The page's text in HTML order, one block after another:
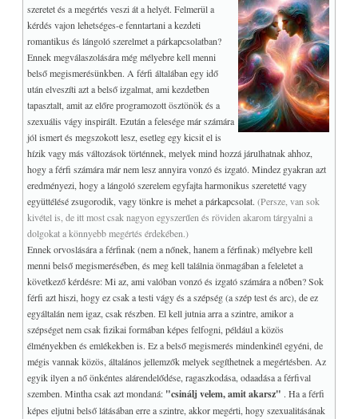
szeretet és a megértés veszi át a helyét. Felmerül a
kérdés vajon lehetséges-e fenntartani a kezdeti
romantikus és lángoló szerelmet a párkapcsolatban?
Ennek megválaszolására még mélyebre kell menni
belső megismerésünkben. A férfi általában egy idő
után elveszíti azt a belső izgalmat, ami kezdetben
tapasztalt, amit az előre programozott ösztönök és a
szexuális vágy inspirált. Ezután a felesége már számára
jól ismert és megszokott lesz, esetleg egy kicsit el is
hízik vagy más változások történnek, melyek mind hozzá járulhatnak ahhoz,
hogy a férfi számára már nem lesz annyira vonzó és izgató. Mindez gyakran azt
eredményezi, hogy a lángoló szerelem egyfajta harmonikus szeretetté vagy
együttélésé zsugorodik, vagy tönkre is mehet a párkapcsolat.(Persze, van sok
kivétel is, de itt most csak nagyon egyszerűen és röviden akarom tárgyalni a
dolgokat a könnyebb megértés érdekében.)
Ennek orvoslására a férfinak (nem a nőnek, hanem a férfinak) mélyebre kell
menni belső megismerésében, és meg kell találnia önmagában a feleletet a
következő kérdésre: Mi az, ami valóban vonzó és izgató számára a nőben? Sok
férfi azt hiszi, hogy ez csak a testi vágy és a szépség (a szép test és arc), de ez
egyáltalán nem igaz, csak részben. El kell jutnia arra a szintre, amikor a
szépséget nem csak fizikai formában képes felfogni, például a közös
élményekben és emlékekben is. Ez a belső megismerés mindenkinél egyéni, de
mégis vannak közös, általános jellemzők melyek segíthetnek a megértésben. Az
egyik ilyen a nő önkéntes alárendelődése, ragaszkodása, odaadása a férfival
szemben. Mintha csak azt mondaná: "csinálj velem, amit akarsz" . Ha a férfi
képes eljutni belső látásában erre a szintre, akkor megérti, hogy szexualitásának